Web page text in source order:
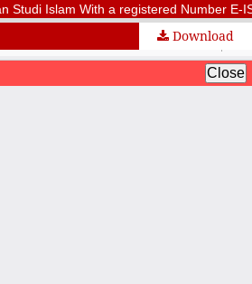
Islam With a registered Number E-
Download